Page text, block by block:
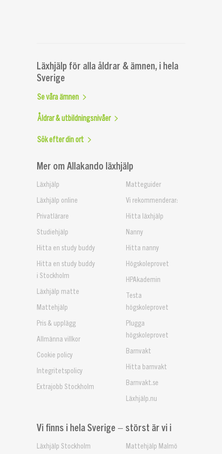
Mer om Allakando läxhjälp
Läxhjälp
Läxhjälp online
Privatlärare
Studiehjälp
Hitta en study buddy
Hitta en study buddy
i Stockholm
Läxhjälp matte
Mattehjälp
Pris & upplägg
Allmänna villkor
Cookie policy
Integritetspolicy
Extrajobb Stockholm
Matteguider
Vi rekommenderar:
Hitta läxhjälp
Nanny
Hitta nanny
Högskoleprovet
HPAkademin
Testa
högskoleprovet
Plugga
högskoleprovet
Barnvakt
Hitta barnvakt
Barnvakt.se
Läxhjälp.nu
Vi finns i hela Sverige – störst är vi i
Läxhjälp Stockholm
Mattehjälp Malmö
Läxhjälp för alla åldrar & ämnen, i hela
Sverige
Se våra ämnen
Åldrar & utbildningsnivåer
Sök efter din ort